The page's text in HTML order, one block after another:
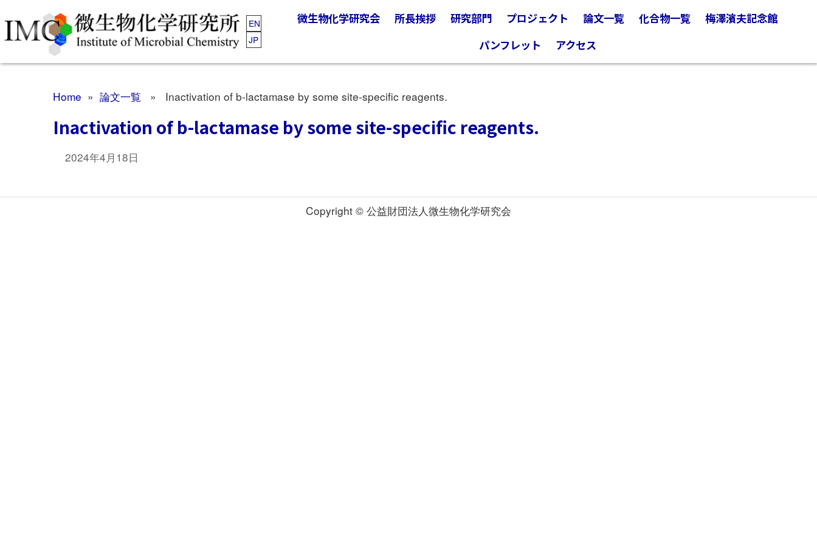
EN
JP
微生物化学研究会 所長挨拶 研究部門 プロジェクト 論文一覧 化合物一覧
梅澤濱夫記念館
パンフレット
アクセス
Home » 論文一覧 » Inactivation of b-lactamase by some site-specific reagents.
Inactivation of b-lactamase by some site-specific reagents.
2024年4月18日
Copyright © 公益財団法人微生物化学研究会